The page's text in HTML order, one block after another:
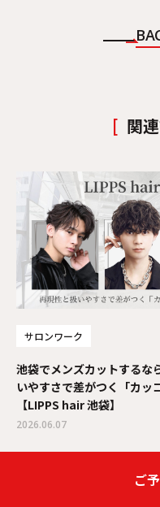
関
サロンワーク
池袋でメンズカットする
いやすさで差がつく「カッ
【LIPPS hair 池袋】
2026.06.07
ご